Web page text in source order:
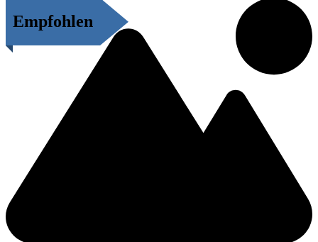
Empfohlen